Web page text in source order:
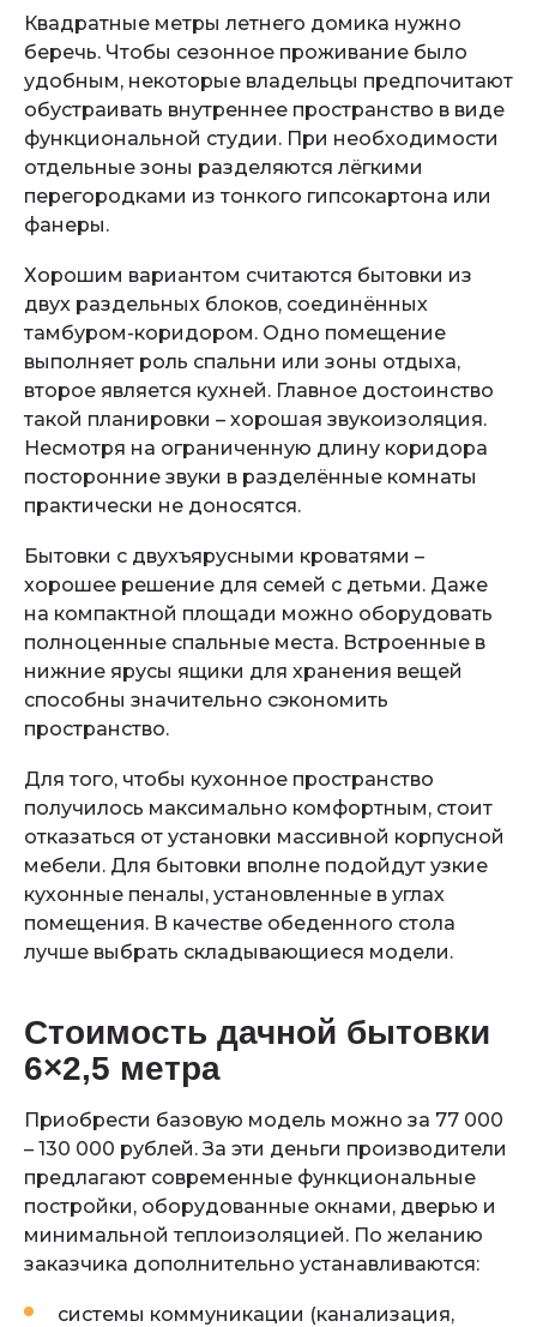
Квадратные метры летнего домика нужно
беречь. Чтобы сезонное проживание было
удобным, некоторые владельцы предпочитают
обустраивать внутреннее пространство в виде
функциональной студии. При необходимости
отдельные зоны разделяются лёгкими
перегородками из тонкого гипсокартона или
фанеры.
Хорошим вариантом считаются бытовки из
двух раздельных блоков, соединённых
тамбуром-коридором. Одно помещение
выполняет роль спальни или зоны отдыха,
второе является кухней. Главное достоинство
такой планировки – хорошая звукоизоляция.
Несмотря на ограниченную длину коридора
посторонние звуки в разделённые комнаты
практически не доносятся.
Бытовки с двухъярусными кроватями –
хорошее решение для семей с детьми. Даже
на компактной площади можно оборудовать
полноценные спальные места. Встроенные в
нижние ярусы ящики для хранения вещей
способны значительно сэкономить
пространство.
Для того, чтобы кухонное пространство
получилось максимально комфортным, стоит
отказаться от установки массивной корпусной
мебели. Для бытовки вполне подойдут узкие
кухонные пеналы, установленные в углах
помещения. В качестве обеденного стола
лучше выбрать складывающиеся модели.
Стоимость дачной бытовки
6×2,5 метра
Приобрести базовую модель можно за 77 000
– 130 000 рублей. За эти деньги производители
предлагают современные функциональные
постройки, оборудованные окнами, дверью и
минимальной теплоизоляцией. По желанию
заказчика дополнительно устанавливаются:
системы коммуникации (канализация,